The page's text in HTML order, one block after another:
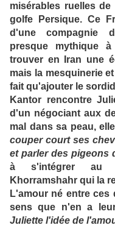
misérables ruelles
golfe Persique. Ce
d'une compagnie
presque mythique
trouver en Iran une
mais la mesquinerie
fait qu'ajouter le
Kantor rencontre
d'un négociant aux
mal dans sa peau,
couper court ses
et parler des pigeons
à s'intégrer au
Khorramshahr qui la
L'amour né entre
sens que n'en a
Juliette l'idée de